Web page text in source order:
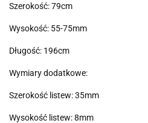
Szerokość: 79cm
Wysokość: 55-75mm
Długość: 196cm
Wymiary dodatkowe:
Szerokość listew: 35mm
Wysokość listew: 8mm